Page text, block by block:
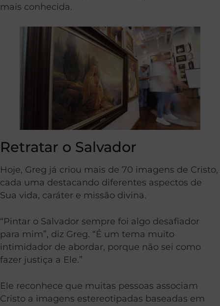
mais conhecida.
Retratar o Salvador
Hoje, Greg já criou mais de 70 imagens de Cristo,
cada uma destacando diferentes aspectos de
Sua vida, caráter e missão divina.
“Pintar o Salvador sempre foi algo desafiador
para mim”, diz Greg. “É um tema muito
intimidador de abordar, porque não sei como
fazer justiça a Ele.”
Ele reconhece que muitas pessoas associam
Cristo a imagens estereotipadas baseadas em